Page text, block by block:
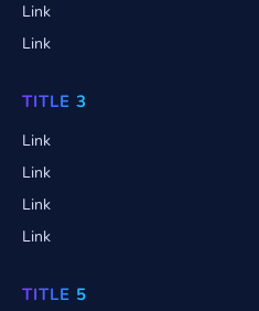
Link
Link
TITLE 3
Link
Link
Link
Link
TITLE 5